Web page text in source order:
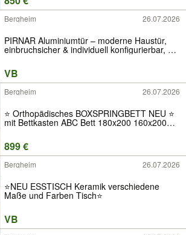
Bergheim 26.07.2026
PIRNAR Aluminiumtür – moderne Haustür,
einbruchsicher & individuell konfigurierbar, mit
Hauseingangstür, Montage, Premium-
Hersteller, Fenster, Innentür, Schüco
VB
Bergheim 26.07.2026
⭐️ Orthopädisches BOXSPRINGBETT NEU ⭐
mit Bettkasten ABC Bett 180x200 160x200
Ratenkauf Neuware Luxus Stoff Samt Kopfteil
Qualität Angebot H2 H3 H4 Modern Hotel
899 €
Bergheim 26.07.2026
⭐️NEU ESSTISCH Keramik verschiedene
Maße und Farben Tisch⭐️
VB